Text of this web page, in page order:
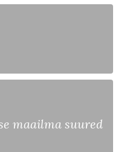
maailma suured